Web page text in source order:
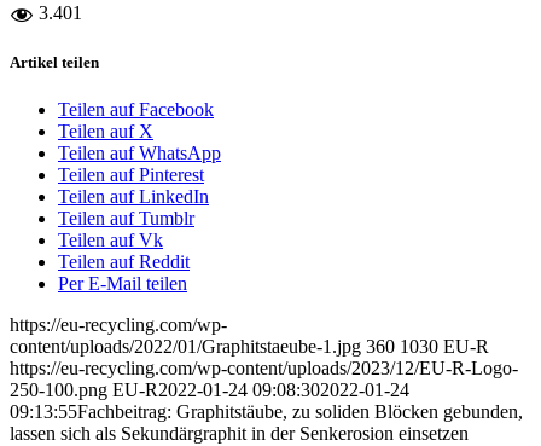
3.401
Artikel teilen
Teilen auf Facebook
Teilen auf X
Teilen auf WhatsApp
Teilen auf Pinterest
Teilen auf LinkedIn
Teilen auf Tumblr
Teilen auf Vk
Teilen auf Reddit
Per E-Mail teilen
https://eu-recycling.com/wp-
content/uploads/2022/01/Graphitstaeube-1.jpg 360 1030 EU-R
https://eu-recycling.com/wp-content/uploads/2023/12/EU-R-Logo-
250-100.png EU-R2022-01-24 09:08:302022-01-24
09:13:55Fachbeitrag: Graphitstäube, zu soliden Blöcken gebunden,
lassen sich als Sekundärgraphit in der Senkerosion einsetzen